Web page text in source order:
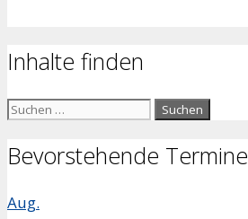
Inhalte finden
Suchen
Bevorstehende Termine
Aug.